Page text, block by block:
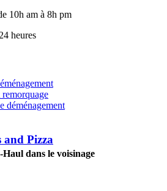
10h am à 8h pm
heures
déménagement
and Pizza
dans le voisinage